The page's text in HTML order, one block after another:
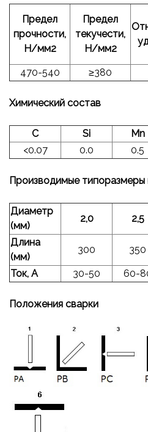
Предел
прочности,
Н/мм2
Предел
текучести,
Н/мм2
470-540
≥380
Химический состав
С Si Mn
<0.07
0.0 0.5
Производимые
Диаметр
(мм)
2,0 2,5
Длина
(мм)
300 350
Ток, А 30-50 60-
Положения сварки